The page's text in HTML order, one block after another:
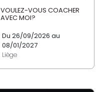
VOULEZ-VOUS COACHER
AVEC MOI?
Du 26/09/2026 au
08/01/2027
Liège